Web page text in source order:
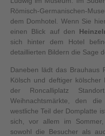
Römisch-Germanischen-
dem Domhotel. Wenn Sie
einen Blick auf den
sich hinter dem Hotel
detaillierten Bildern die Sage
Daneben lädt das Brauhaus
Kölsch und deftiger
der Roncalliplatz
Weihnachtsmärkte, den
westliche Teil der Domplatte
sich, vor allem im
sowohl die Besucher als